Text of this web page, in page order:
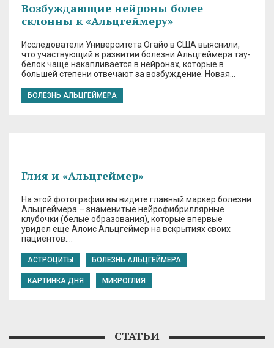
Возбуждающие нейроны более
склонны к «Альцгеймеру»
Исследователи Университета Огайо в США выяснили,
что участвующий в развитии болезни Альцгеймера тау-
белок чаще накапливается в нейронах, которые в
большей степени отвечают за возбуждение. Новая…
БОЛЕЗНЬ АЛЬЦГЕЙМЕРА
Глия и «Альцгеймер»
На этой фотографии вы видите главный маркер болезни
Альцгеймера – знаменитые нейрофибриллярные
клубочки (белые образования), которые впервые
увидел еще Алоис Альцгеймер на вскрытиях своих
пациентов….
АСТРОЦИТЫ БОЛЕЗНЬ АЛЬЦГЕЙМЕРА
КАРТИНКА ДНЯ МИКРОГЛИЯ
СТАТЬИ